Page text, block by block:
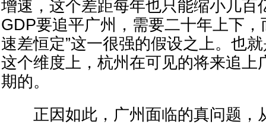
增速，这个差距每年也只能缩小几百
GDP要追平广州，需要二十年上下，
速差恒定”这一很强的假设之上。也
这个维度上，杭州在可见的将来追上
期的。
正因如此，广州面临的真问题，